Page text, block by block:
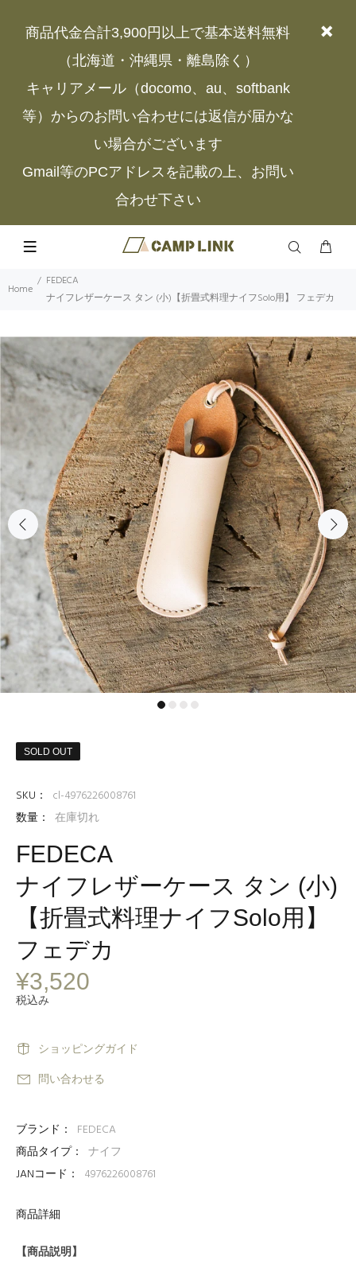
商品代金合計3,900円以上で基本送料無料
（北海道・沖縄県・離島除く）
キャリアメール（docomo、au、softbank
等）からのお問い合わせには返信が届かな
い場合がございます
Gmail等のPCアドレスを記載の上、お問い
合わせ下さい
Home
FEDECA
ナイフレザーケース タン (小)【折畳式料理ナイフSolo用】 フェデカ
SOLD OUT
SKU：
cl-4976226008761
数量： 在庫切れ
FEDECA
ナイフレザーケース タン (小)
【折畳式料理ナイフSolo用】
フェデカ
¥3,520
税込み
ショッピングガイド
問い合わせる
ブランド：
FEDECA
商品タイプ： ナイフ
JANコード：
4976226008761
商品詳細
【商品説明】